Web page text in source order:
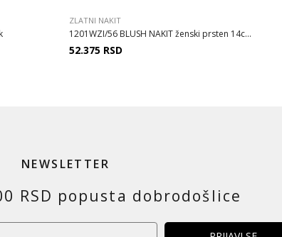
ZLATNI NAKIT
1201WZI/56 BLUSH NAKIT ženski prsten 14c...
52.375 RSD
NEWSLETTER
RSD popusta dobrodošlice